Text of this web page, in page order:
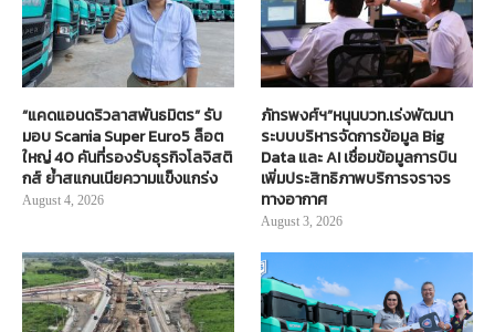
“แคดแอนดริวลาสพันธมิตร” รับ
มอบ Scania Super Euro5 ล็อต
ใหญ่ 40 คันที่รองรับธุรกิจโลจิสติ
กส์ ย้ำสแกนเนียความแข็งแกร่ง
August 4, 2026
ภัทรพงศ์ฯ”หนุนบวท.เร่งพัฒนา
ระบบบริหารจัดการข้อมูล Big
Data และ AI เชื่อมข้อมูลการบิน
เพิ่มประสิทธิภาพบริการจราจร
ทางอากาศ
August 3, 2026